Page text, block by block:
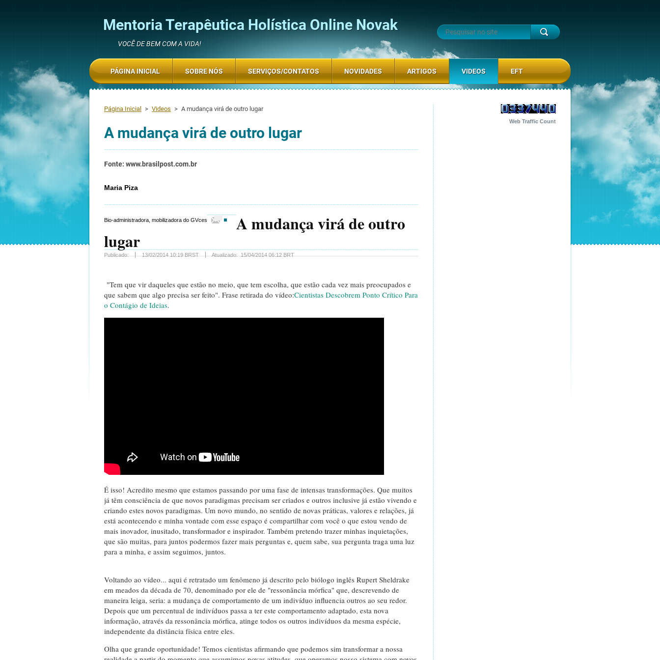
Mentoria Terapêutica Holística Online Novak
VOCÊ DE BEM COM A VIDA!
Página Inicial > Videos > A mudança virá de outro lugar
A mudança virá de outro lugar
Fonte: www.brasilpost.com.br
Maria Piza
Bio-administradora, mobilizadora do GVces A mudança virá de outro
lugar
Publicado: 13/02/2014 10:19 BRST Atualizado: 15/04/2014 06:12 BRT
"Tem que vir daqueles que estão no meio, que tem escolha, que estão cada vez mais preocupados e
que sabem que algo precisa ser feito". Frase retirada do vídeo:Cientistas Descobrem Ponto Crítico Para
o Contágio de Ideias.
É isso! Acredito mesmo que estamos passando por uma fase de intensas transformações. Que muitos
já têm consciência de que novos paradigmas precisam ser criados e outros inclusive já estão vivendo e
criando estes novos paradigmas. Um novo mundo, no sentido de novas práticas, valores e relações, já
está acontecendo e minha vontade com esse espaço é compartilhar com você o que estou vendo de
mais inovador, inusitado, transformador e inspirador. Também pretendo trazer minhas inquietações,
que são muitas, para juntos podermos fazer mais perguntas e, quem sabe, sua pergunta traga uma luz
para a minha, e assim seguimos, juntos.
Voltando ao vídeo... aqui é retratado um fenômeno já descrito pelo biólogo inglês Rupert Sheldrake
em meados da década de 70, denominado por ele de "ressonância mórfica" que, descrevendo de
maneira leiga, seria: a mudança de comportamento de um indivíduo influencia outros ao seu redor.
Depois que um percentual de indivíduos passa a ter este comportamento adaptado, esta nova
informação, através da ressonância mórfica, atinge todos os outros indivíduos da mesma espécie,
independente da distância física entre eles.
Olha que grande oportunidade! Temos cientistas afirmando que podemos sim transformar a nossa
Web Traffic Count
PÁGINA INICIAL SOBRE NÓS SERVIÇOS/CONTATOS NOVIDADES ARTIGOS VIDEOS EFT